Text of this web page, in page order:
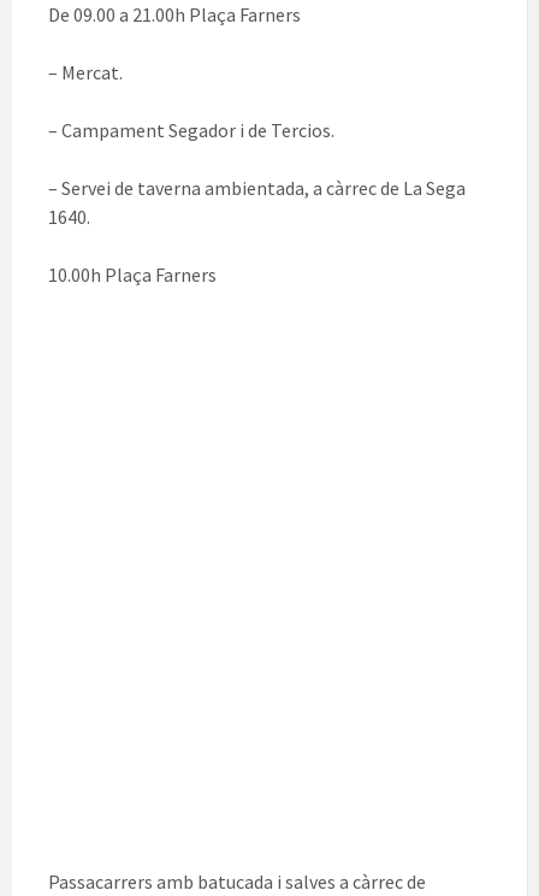
De 09.00 a 21.00h Plaça Farners
– Mercat.
– Campament Segador i de Tercios.
– Servei de taverna ambientada, a càrrec de La Sega
1640.
10.00h Plaça Farners
Passacarrers amb batucada i salves a càrrec de